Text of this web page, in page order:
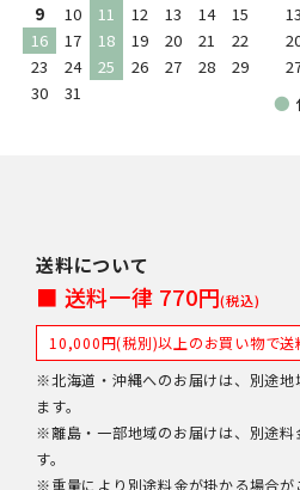
9
10 11 12 13 14
15
16
17 18 19 20 21
22
23
24 25 26 27 28
29
30
31
13
●
送料について
■ 送料一律 770円(税込)
10,000円(税別)以上のお買い物で送
※北海道・沖縄へのお届けは、別途
ます。
※離島・一部地域のお届けは、別途料
す。
※重量により別途料金が掛かる場合が